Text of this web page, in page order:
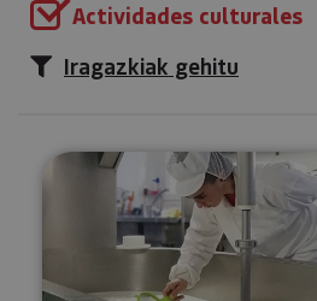
Actividades culturales
Iragazkiak gehitu